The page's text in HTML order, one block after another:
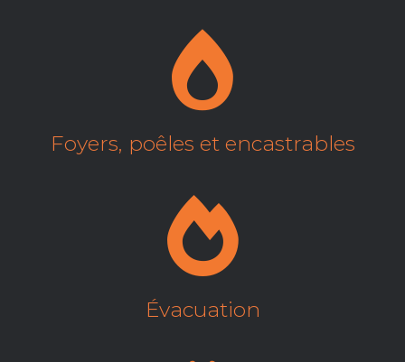
Foyers, poêles et encastrables
Évacuation